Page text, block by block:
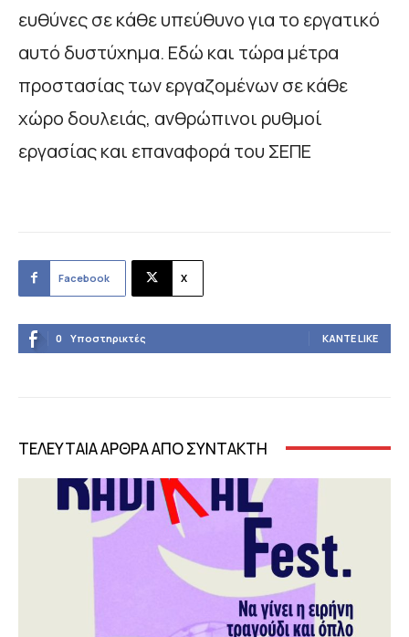
ευθύνες σε κάθε υπεύθυνο για το εργατικό
αυτό δυστύχημα. Εδώ και τώρα μέτρα
προστασίας των εργαζομένων σε κάθε
χώρο δουλειάς, ανθρώπινοι ρυθμοί
εργασίας και επαναφορά του ΣΕΠΕ
Facebook X
0 Υποστηρικτές ΚΆΝΤΕ LIKE
ΤΕΛΕΥΤΑΙΑ ΑΡΘΡΑ ΑΠΟ ΣΥΝΤΑΚΤΗ